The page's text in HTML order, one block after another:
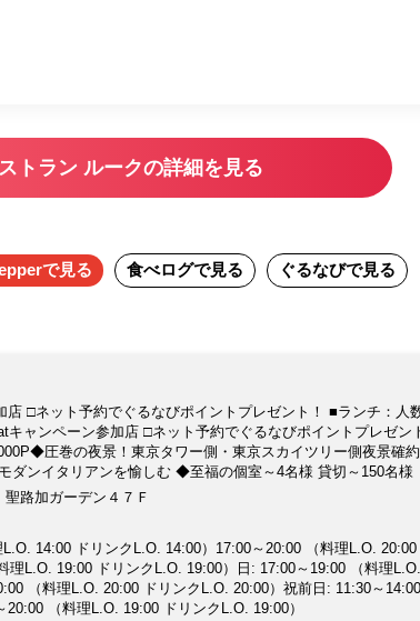
トラン ルークの詳細を見る
で見る 食べログで見る ぐるなびで見る
店 □ネット予約でぐるなびポイントプレゼント！ ■ランチ：人
キャンペーン参加店 □ネット予約でぐるなびポイントプレゼン
圧巻の夜景！東京タワー側・東京スカイツリー側夜景確
ダンイタリアンを愉しむ ◆至福の個室～4名様 貸切～150名様
路加ガーデン４７Ｆ
14:00 ドリンクL.O. 14:00）17:00～20:00 （料理L.O.
理L.O. 19:00 ドリンクL.O. 19:00）日: 17:00～19:00 （料理
（料理L.O. 20:00 ドリンクL.O. 20:00）祝前日: 11:30～
20:00 （料理L.O. 19:00 ドリンクL.O. 19:00）